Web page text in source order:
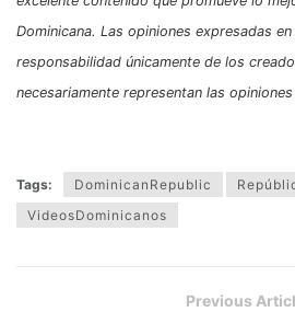
Dominicana. Las opiniones expresadas
responsabilidad únicamente de los
necesariamente representan las
Tags: DominicanRepublic
VideosDominicanos
Previous